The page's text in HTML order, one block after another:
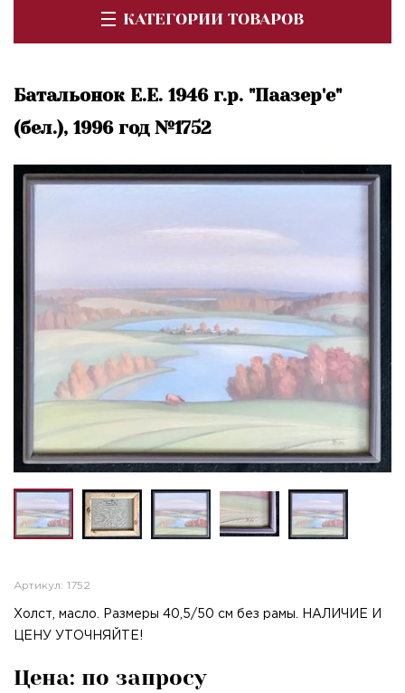
КАТЕГОРИИ ТОВАРОВ
Батальонок Е.Е. 1946 г.р. "Паазер'е"
(бел.), 1996 год №1752
Артикул: 1752
Холст, масло. Размеры 40,5/50 см без рамы. НАЛИЧИЕ И
ЦЕНУ УТОЧНЯЙТЕ!
Цена: по запросу